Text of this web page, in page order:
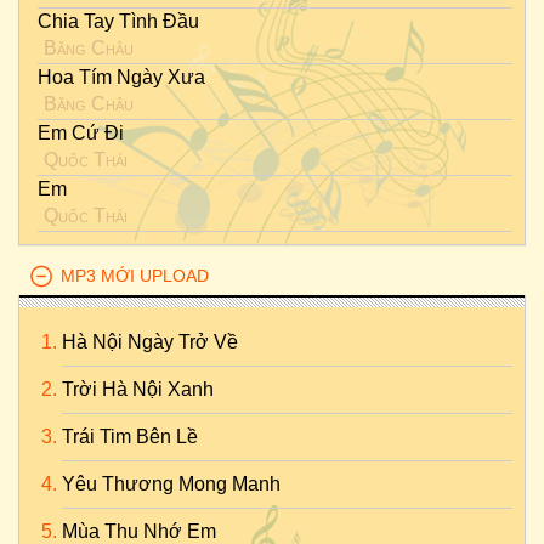
Chia Tay Tình Đầu
Băng Châu
Hoa Tím Ngày Xưa
Băng Châu
Em Cứ Đi
Quốc Thái
Em
Quốc Thái
MP3 MỚI UPLOAD
Hà Nội Ngày Trở Về
Trời Hà Nội Xanh
Trái Tim Bên Lề
Yêu Thương Mong Manh
Mùa Thu Nhớ Em